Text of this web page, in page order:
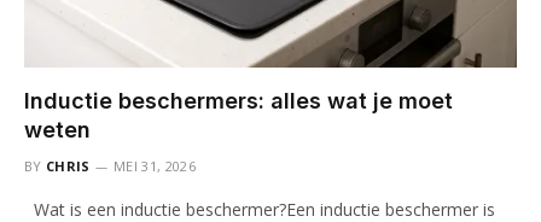
Inductie beschermers: alles wat je moet
weten
BY CHRIS MEI 31, 2026
Wat is een inductie beschermer?Een inductie beschermer is